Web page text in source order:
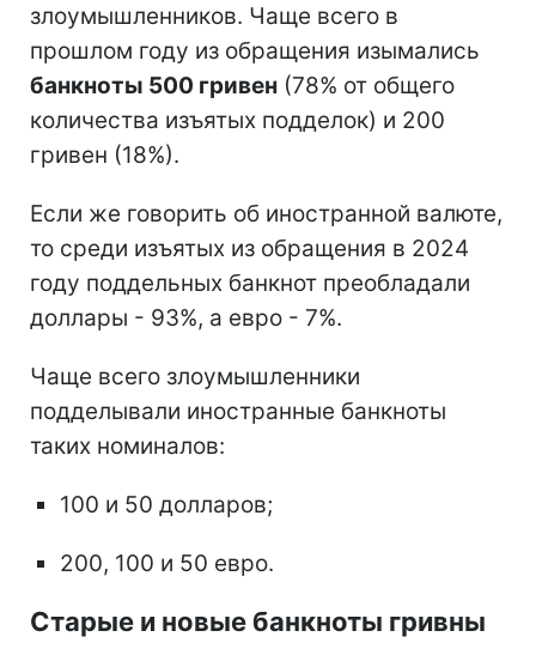
злоумышленников. Чаще всего в
прошлом году из обращения изымались
банкноты 500 гривен (78% от общего
количества изъятых подделок) и 200
гривен (18%).
Если же говорить об иностранной валюте,
то среди изъятых из обращения в 2024
году поддельных банкнот преобладали
доллары - 93%, а евро - 7%.
Чаще всего злоумышленники
подделывали иностранные банкноты
таких номиналов:
100 и 50 долларов;
200, 100 и 50 евро.
Старые и новые банкноты гривны